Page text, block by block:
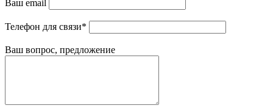
Ваш email
Телефон для связи*
Ваш вопрос, предложение